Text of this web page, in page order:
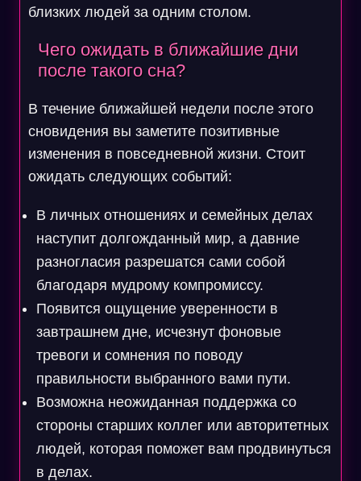
близких людей за одним столом.
Чего ожидать в ближайшие дни
после такого сна?
В течение ближайшей недели после этого
сновидения вы заметите позитивные
изменения в повседневной жизни. Стоит
ожидать следующих событий:
В личных отношениях и семейных делах
наступит долгожданный мир, а давние
разногласия разрешатся сами собой
благодаря мудрому компромиссу.
Появится ощущение уверенности в
завтрашнем дне, исчезнут фоновые
тревоги и сомнения по поводу
правильности выбранного вами пути.
Возможна неожиданная поддержка со
стороны старших коллег или авторитетных
людей, которая поможет вам продвинуться
в делах.